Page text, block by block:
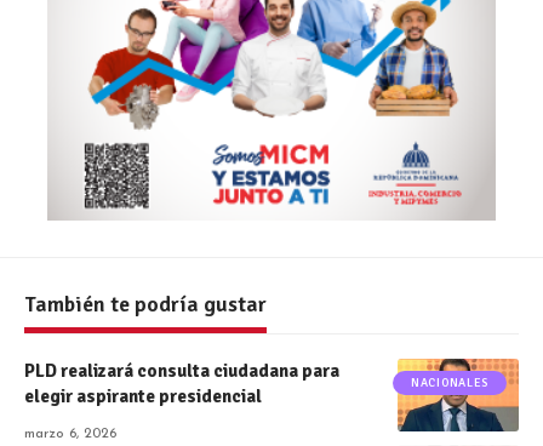
También te podría gustar
NACIONALES
PLD realizará consulta ciudadana para
elegir aspirante presidencial
marzo 6, 2026